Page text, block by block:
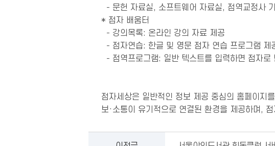
- 문헌 자료실, 소프트웨어 자료실, 점역교정사
* 점자 배움터
- 강의목록: 온라인 강의 자료 제공
- 점자연습: 한글 및 영문 점자 연습 프로그램 제
- 점역프로그램: 일반 텍스트를 입력하면 점자로
점자세상은 일반적인 정보 제공 중심의 홈페이지
보·소통이 유기적으로 연결된 환경을 제공하며,